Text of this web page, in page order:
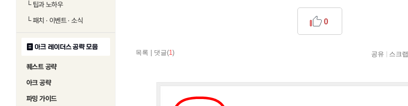
└팁과 노하우
└패치 · 이벤트 · 소식
아크 레이더스 공략 모음
퀘스트 공략
아크 공략
파밍 가이드
목록 댓글(1)
0
공유 스크랩